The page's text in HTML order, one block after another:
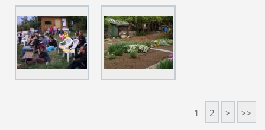
1 2 > >>